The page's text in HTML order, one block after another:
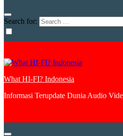
Search for:
What HI-FI? Indonesia
Informasi Terupdate Dunia Audio